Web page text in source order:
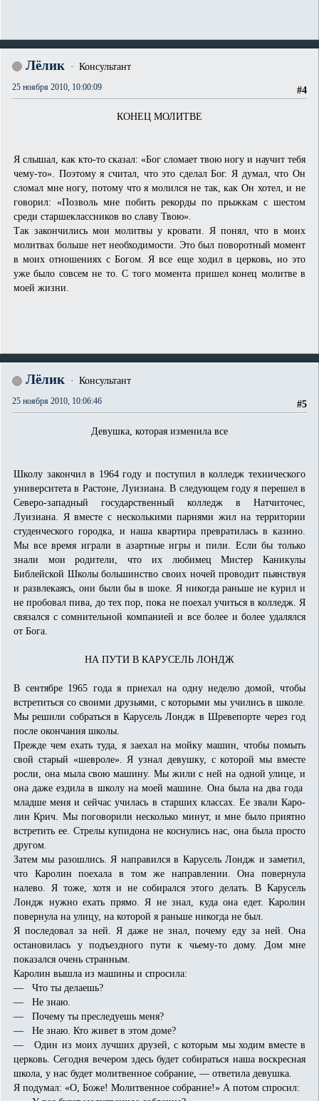
Лёлик Консультант
#4
25 ноября 2010, 10:00:09
КОНЕЦ МОЛИТВЕ
Я слышал, как кто-то сказал: «Бог сломает твою ногу и научит тебя
чему-то». Поэтому я считал, что это сделал Бог. Я думал, что Он
сломал мне ногу, потому что я молился не так, как Он хотел, и не
говорил: «Позволь мне побить рекорды по прыжкам с шестом
среди старшеклассников во славу Твою».
Так закончились мои молитвы у кровати. Я понял, что в моих
молитвах больше нет необходимости. Это был поворотный момент
в моих отношениях с Богом. Я все еще ходил в церковь, но это
уже было совсем не то. С того момента пришел конец молитве в
моей жизни.
Лёлик Консультант
#5
25 ноября 2010, 10:06:46
Девушка, которая изменила все
Школу закончил в 1964 году и поступил в колледж технического
университета в Растоне, Луизиана. В следующем году я перешел в
Северо-западный государственный колледж в Натчиточес,
Луизиана. Я вместе с несколькими парнями жил на территории
студенческого городка, и наша квартира превратилась в казино.
Мы все время играли в азартные игры и пили. Если бы только
знали мои родители, что их любимец Мистер Каникулы
Библейской Школы большинство своих ночей проводит пьянствуя
и развлекаясь, они были бы в шоке. Я никогда раньше не курил и
не пробовал пива, до тех пор, пока не поехал учиться в колледж. Я
связался с сомнительной компанией и все более и более удалялся
от Бога.
НА ПУТИ В КАРУСЕЛЬ ЛОНДЖ
В сентябре 1965 года я приехал на одну неделю домой, чтобы
встретиться со своими друзьями, с которыми мы учились в школе.
Мы решили собраться в Карусель Лондж в Шревепорте через год
после окончания школы.
Прежде чем ехать туда, я заехал на мойку машин, чтобы помыть
свой старый «шевроле». Я узнал девушку, с которой мы вместе
росли, она мыла свою машину. Мы жили с ней на одной улице, и
она даже ездила в школу на моей машине. Она была на два года
младше меня и сейчас училась в старших классах. Ее звали Каро-
лин Крич. Мы поговорили несколько минут, и мне было приятно
встретить ее. Стрелы купидона не коснулись нас, она была просто
другом.
Затем мы разошлись. Я направился в Карусель Лондж и заметил,
что Каролин поехала в том же направлении. Она повернула
налево. Я тоже, хотя и не собирался этого делать. В Карусель
Лондж нужно ехать прямо. Я не знал, куда она едет. Каролин
повернула на улицу, на которой я раньше никогда не был.
Я последовал за ней. Я даже не знал, почему еду за ней. Она
остановилась у подъездного пути к чьему-то дому. Дом мне
показался очень странным.
Каролин вышла из машины и спросила:
— Что ты делаешь?
— Не знаю.
— Почему ты преследуешь меня?
— Не знаю. Кто живет в этом доме?
— Один из моих лучших друзей, с которым мы ходим вместе в
церковь. Сегодня вечером здесь будет собираться наша воскресная
школа, у нас будет молитвенное собрание, — ответила девушка.
Я подумал: «О, Боже! Молитвенное собрание!» А потом спросил: